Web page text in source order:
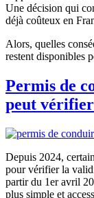
Une décision qui
déjà coûteux en
Alors, quelles
restent disponibles
Permis de
peut
Depuis 2024,
pour vérifier la
partir du 1er avril
plus simple et